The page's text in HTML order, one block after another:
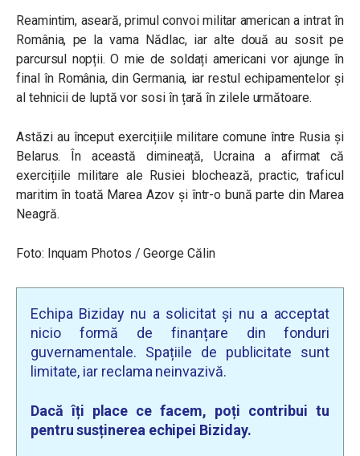
Reamintim, aseară,primul convoi militar american a intrat în
România, pe la vama Nădlac, iar alte două au sosit pe
parcursul nopții. O mie de soldați americani vor ajunge în
final în România, din Germania, iar restul echipamentelor și
al tehnicii de luptă vor sosi în țară în zilele următoare.
Astăzi au început exercițiile militare comune între Rusia și
Belarus. În această dimineață, Ucraina a afirmat că
exercițiile militare ale Rusiei blochează, practic, traficul
maritim în toată Marea Azov și într-o bună parte din Marea
Neagră.
Foto: Inquam Photos /George Călin
Echipa Biziday nu a solicitat și nu a acceptat
nicio formă de finanțare din fonduri
guvernamentale. Spațiile de publicitate sunt
limitate, iar reclama neinvazivă.
Dacă îți place ce facem, poți contribui tu
pentru susținerea echipei Biziday.